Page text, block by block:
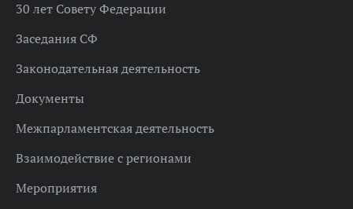
30 лет Совету Федерации
Заседания СФ
Законодательная деятельность
Документы
Межпарламентская деятельность
Взаимодействие с регионами
Мероприятия